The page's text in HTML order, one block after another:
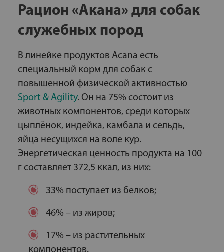
Рацион «Акана» для собак
служебных пород
В линейке продуктов Acana есть
специальный корм для собак с
повышенной физической активностью
Sport & Agility. Он на 75% состоит из
животных компонентов, среди которых
цыплёнок, индейка, камбала и сельдь,
яйца несущихся на воле кур.
Энергетическая ценность продукта на 100
г составляет 372,5 ккал, из них:
33% поступает из белков;
46% – из жиров;
17% – из растительных
компонентов.